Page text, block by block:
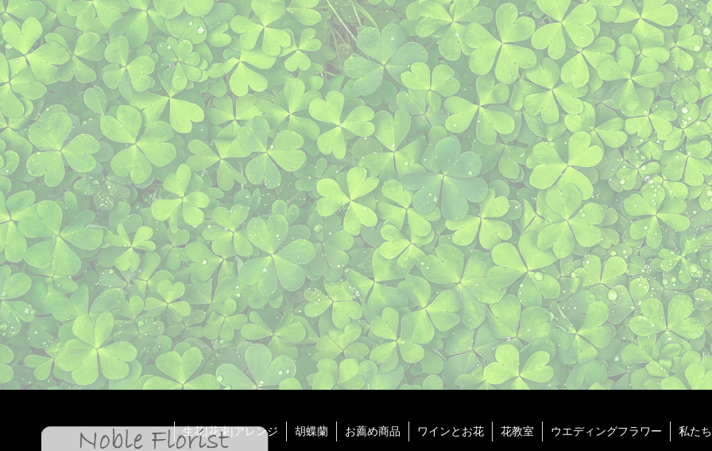
生花|花束|アレンジ 胡蝶蘭 お薦め商品 ワインとお花 花教室 ウエディングフラワー 私た